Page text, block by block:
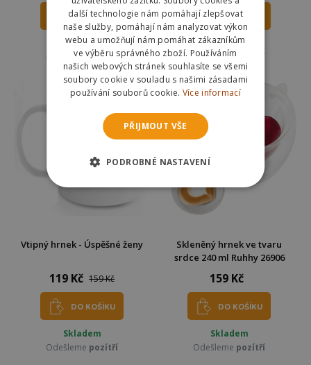
DO KOŠÍKU
Skladem
Odešlemepozítří
DO KOŠÍKU
Skladem
Odešleme pozítří
Vtipný hrnek - Úspěšné ženy
119 Kč 159 Kč
DO KOŠÍKU
Skladem
Odešleme pozítří
Skleněný hrnek ve tvaru
srdce 240 ml Ruhhy 26906
159 Kč
DO KOŠÍKU
Skladem
Odešleme pozítří
další technologie nám pomáhají zlepšovat
naše služby, pomáhají nám analyzovat výkon
webu a umožňují nám pomáhat zákazníkům
ve výběru správného zboží. Používáním
našich webových stránek souhlasíte se všemi
soubory cookie v souladu s našimi zásadami
používání souborů cookie. Více informací
PŘIJMOUT VŠE
PODROBNÉ NASTAVENÍ